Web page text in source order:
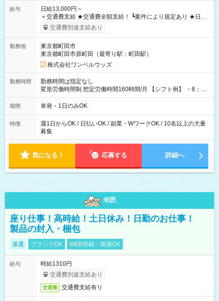
給与
日給13,000円～
＋交通費支給 ★交通費全額支給！ ┗案件により規定あり ★日払
いOK！（規定あり） ┗働いたその日に現金GET♪ お仕事後はコ
ンビニATMから 日払い分を引き落とせます！ 【試用期間】試
交通費別途支給あり
勤務地
東京都町田市
東京都町田市原町田（最寄り駅：町田駅）
株式会社ワンベルウッズ
勤務時間
勤務時間は指定なし
変形労働時間制 想定労働時間160時間/月 【シフト例】 ・8：00
～21：00
期間 単発・1日のみOK
特徴
週1日からOK / 日払いOK / 副業・WワークOK / 10名以上の大量
募集
気になる！ 応募する 詳細へ
未読
座り仕事！高時給！土日休み！日勤のお仕事！
製品の封入・梱包
派遣 ブランクOK WEB登録・面接OK
給与
時給1310円
交通費別途支給あり
交通費 交通費支給有り